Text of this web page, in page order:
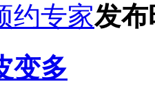
约专家发布
变多